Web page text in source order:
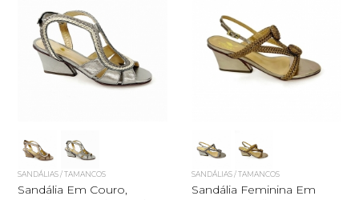
SANDÁLIAS / TAMANCOS
Sandália Em Couro,
SANDÁLIAS / TAMANCOS
Sandália Feminina Em